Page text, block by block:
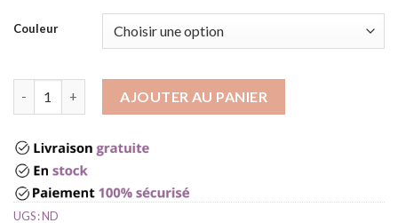
Couleur
AJOUTER AU PANIER
UGS :ND